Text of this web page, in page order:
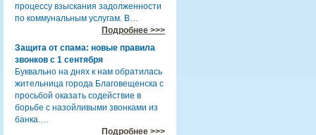
процессу взыскания задолженности
по коммунальным услугам. В…
Подробнее >>>
Защита от спама: новые правила
звонков с 1 сентября
Буквально на днях к нам обратилась
жительница города Благовещенска с
просьбой оказать содействие в
борьбе с назойливыми звонками из
банка.…
Подробнее >>>